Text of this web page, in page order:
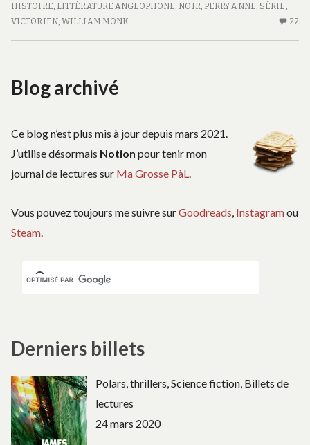
le
miroir
William
CLASS="ENTRY-
TITLE-
LE
MIROIR</SPAN>
CLASS="ENTRY-
SUBTITLE">WILLIAM
MONK
#1</SPAN>
HISTOIRE LITTÉRATURE ANGLOPHONE NOIR PERRY ANNE SÉRIE
VICTORIEN,WILLIAM MONK 22
Blog archivé
Ce blog n’est plus mis à jour depuis mars 2021.
J’utilise désormais Notion pour tenir mon
journal de lectures sur Ma Grosse PàL.
Vous pouvez toujours me suivre surGoodreads, Instagramou
Steam.
Derniers billets
Polars, thrillers, Science fiction, Billets de
lectures
24 mars 2020